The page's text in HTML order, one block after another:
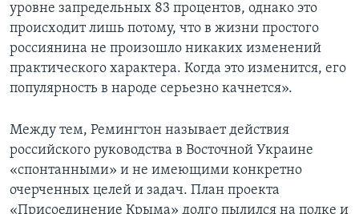
уровне запредельных 83 процентов, однако это
происходит лишь потому, что в жизни простого
россиянина не произошло никаких изменений
практического характера. Когда это изменится, его
популярность в народе серьезно качнется».
Между тем, Ремингтон называет действия
российского руководства в Восточной Украине
«спонтанными» и не имеющими конкретно
очерченных целей и задач. План проекта
«Присоединение Крыма» долго пылился на полке и